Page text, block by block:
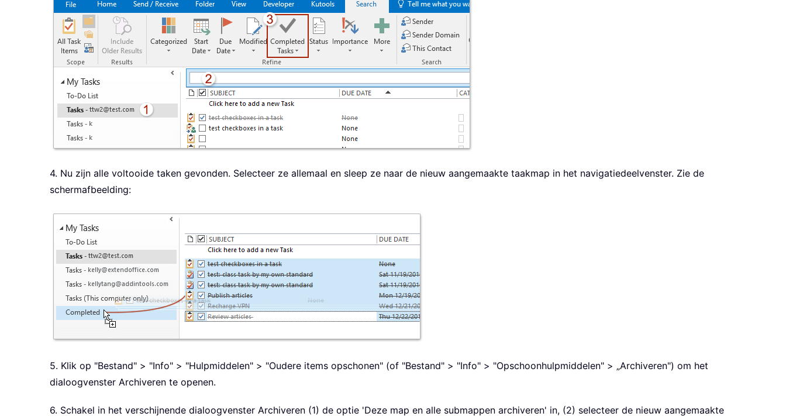
4. Nu zijn alle voltooide taken gevonden. Selecteer ze allemaal en sleep ze naar de nieuw aangemaakte taakmap in het navigatiedeelvenster. Zie de
schermafbeelding:
5. Klik op "Bestand" > "Info" > "Hulpmiddelen" > "Oudere items opschonen" (of "Bestand" > "Info" > "Opschoonhulpmiddelen" > „Archiveren") om het
dialoogvenster Archiveren te openen.
6. Schakel in het verschijnende dialoogvenster Archiveren (1) de optie 'Deze map en alle submappen archiveren' in, (2) selecteer de nieuw aangemaakte